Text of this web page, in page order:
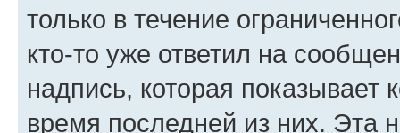
только в течение
кто-то уже ответил на
надпись, которая показывает
время последней из них. Эта